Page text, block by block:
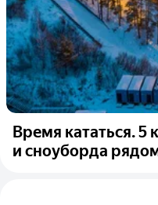
Время кататься. 5
и сноуборда